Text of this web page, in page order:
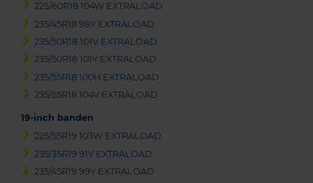
225/60R18 104W EXTRALOAD
235/45R18 98Y EXTRALOAD
235/50R18 101V EXTRALOAD
235/50R18 101Y EXTRALOAD
235/55R18 100H EXTRALOAD
235/55R18 104V EXTRALOAD
19-inch banden
225/55R19 103W EXTRALOAD
235/35R19 91Y EXTRALOAD
235/45R19 99Y EXTRALOAD